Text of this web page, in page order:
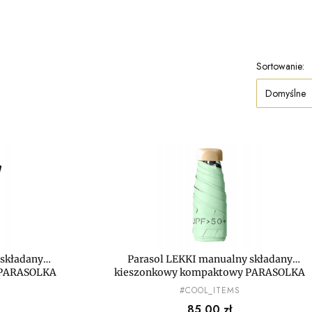
Sortowanie:
Domyślne
Parasol LEKKI manualny składany
kieszonkowy kompaktowy PARASOLKA
MAŁA mini
PRODUCENT
#COOL_ITEMS
Cena